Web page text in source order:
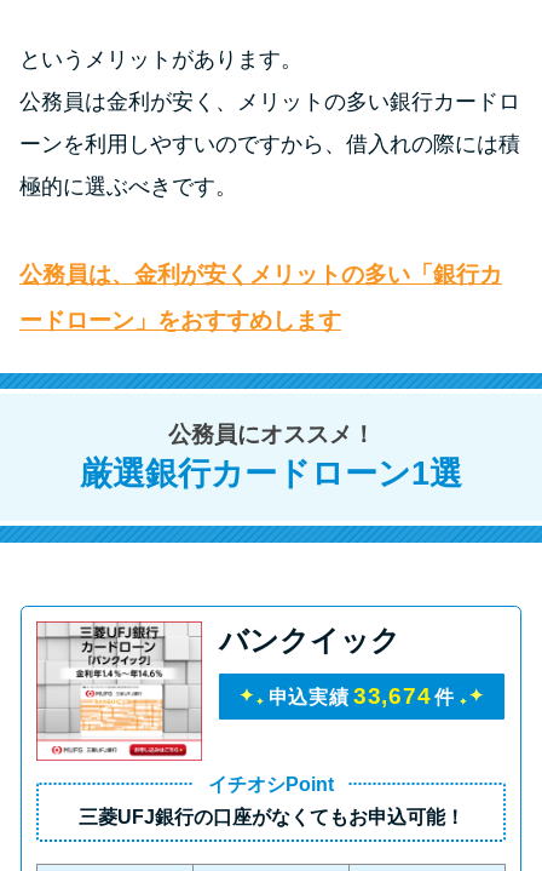
というメリットがあります。
公務員は金利が安く、メリットの多い銀行カードロ
ーンを利用しやすいのですから、借入れの際には積
極的に選ぶべきです。
公務員は、金利が安くメリットの多い「銀行カ
ードローン」をおすすめします
公務員にオススメ！
厳選銀行カードローン1選
バンクイック
申込実績 33,674 件
イチオシPoint
三菱UFJ銀行の口座がなくてもお申込可能！